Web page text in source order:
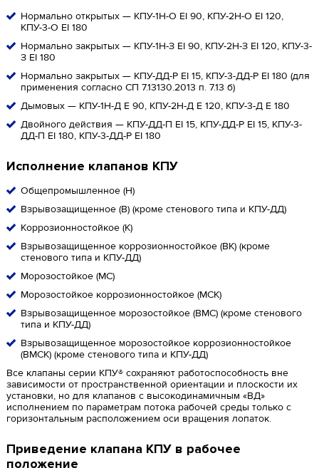
Нормально открытых — КПУ-1Н-О EI 90, КПУ-2Н-О EI 120,
КПУ-3-О EI 180
Нормально закрытых — КПУ-1Н-З EI 90, КПУ-2Н-З EI 120, КПУ-3-
З EI 180
Нормально закрытых — КПУ-ДД-Р EI 15, КПУ-3-ДД-Р EI 180 (для
применения согласно СП 7.13130.2013 п. 7.13 б)
Дымовых — КПУ-1Н-Д E 90, КПУ-2Н-Д E 120, КПУ-3-Д E 180
Двойного действия — КПУ-ДД-П EI 15, КПУ-ДД-Р EI 15, КПУ-3-
ДД-П EI 180, КПУ-3-ДД-Р EI 180
Исполнение клапанов КПУ
Общепромышленное (Н)
Взрывозащищенное (В) (кроме стенового типа и КПУ-ДД)
Коррозионностойкое (К)
Взрывозащищенное коррозионностойкое (ВК) (кроме
стенового типа и КПУ-ДД)
Морозостойкое (МС)
Морозостойкое коррозионностойкое (МСК)
Взрывозащищенное морозостойкое (ВМС) (кроме стенового
типа и КПУ-ДД)
Взрывозащищенное морозостойкое коррозионностойкое
(ВМСК) (кроме стенового типа и КПУ-ДД)
Все клапаны серии КПУ® сохраняют работоспособность вне
зависимости от пространственной ориентации и плоскости их
установки, но для клапанов с высокодинамичным «ВД»
исполнением по параметрам потока рабочей среды только с
горизонтальным расположением оси вращения лопаток.
Приведение клапана КПУ в рабочее
положение